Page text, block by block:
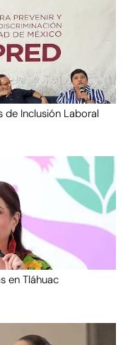
Inclusión Laboral
en Tláhuac